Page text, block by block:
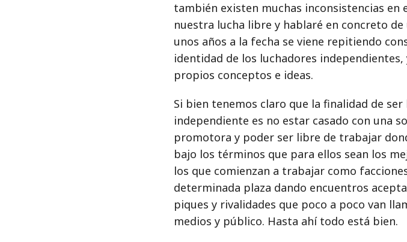
también existen muchas inconsistencias en
nuestra lucha libre y hablaré en concreto de
unos años a la fecha se viene repitiendo
identidad de los luchadores independientes,
propios conceptos e ideas.
Si bien tenemos claro que la finalidad de
independiente es no estar casado con una
promotora y poder ser libre de trabajar
bajo los términos que para ellos sean los
los que comienzan a trabajar como
determinada plaza dando encuentros
piques y rivalidades que poco a poco van
medios y público. Hasta ahí todo está bien.